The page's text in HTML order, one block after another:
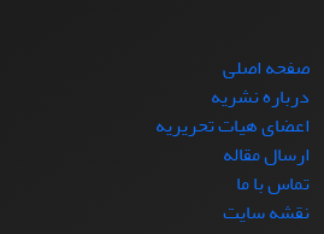
صفحه اصلی
درباره نشریه
اعضای هیات تحریریه
ارسال مقاله
تماس با ما
نقشه سایت